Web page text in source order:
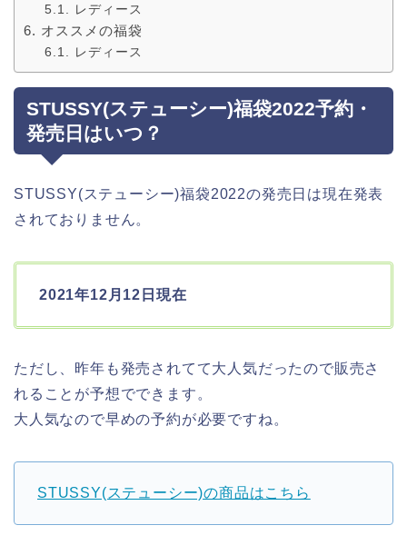
レディース
オススメの福袋
レディース
STUSSY(ステューシー)福袋2022予約・
発売日はいつ？
STUSSY(ステューシー)福袋2022の発売日は現在発表
されておりません。
2021年12月12日現在
ただし、昨年も発売されてて大人気だったので販売さ
れることが予想でできます。
大人気なので早めの予約が必要ですね。
STUSSY(ステューシー)の商品はこちら